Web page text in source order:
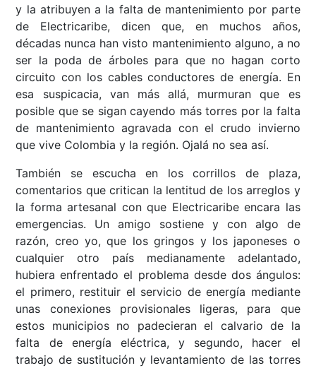
y la atribuyen a la falta de mantenimiento por parte
de Electricaribe, dicen que, en muchos años,
décadas nunca han visto mantenimiento alguno, a no
ser la poda de árboles para que no hagan corto
circuito con los cables conductores de energía. En
esa suspicacia, van más allá, murmuran que es
posible que se sigan cayendo más torres por la falta
de mantenimiento agravada con el crudo invierno
que vive Colombia y la región. Ojalá no sea así.
También se escucha en los corrillos de plaza,
comentarios que critican la lentitud de los arreglos y
la forma artesanal con que Electricaribe encara las
emergencias. Un amigo sostiene y con algo de
razón, creo yo, que los gringos y los japoneses o
cualquier otro país medianamente adelantado,
hubiera enfrentado el problema desde dos ángulos:
el primero, restituir el servicio de energía mediante
unas conexiones provisionales ligeras, para que
estos municipios no padecieran el calvario de la
falta de energía eléctrica, y segundo, hacer el
trabajo de sustitución y levantamiento de las torres